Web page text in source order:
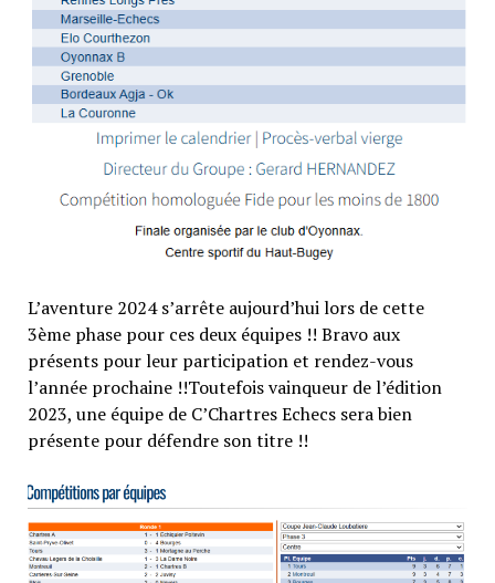
L’aventure 2024 s’arrête aujourd’hui lors de cette
3ème phase pour ces deux équipes !! Bravo aux
présents pour leur participation et rendez-vous
l’année prochaine !!Toutefois vainqueur de l’édition
2023, une équipe de C’Chartres Echecs sera bien
présente pour défendre son titre !!